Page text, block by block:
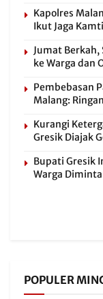
Kapolres
Ikut Jaga
Jumat Berkah,
ke Warga dan
Pembebasan
Malang:
Kurangi
Gresik Diajak
Bupati Gresik
Warga
POPULER